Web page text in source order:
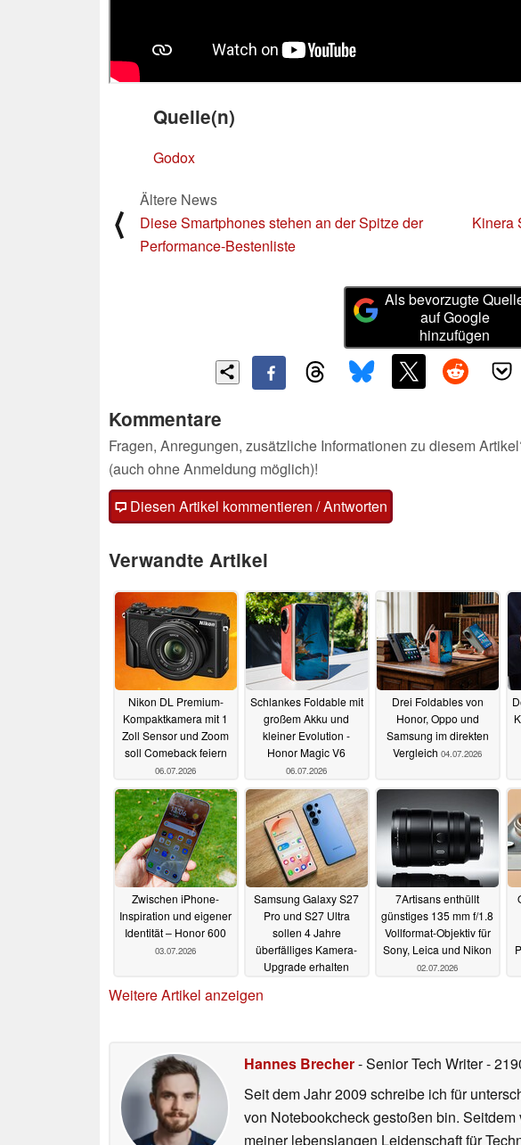
Quelle(n)
Godox
⟨
Ältere News
Diese Smartphones stehen an der Spitze der
Performance-Bestenliste
Kinera
Als bevorzugte
auf Google
hinzufügen
Kommentare
Fragen, Anregungen, zusätzliche Informationen zu diesem
(auch ohne Anmeldung möglich)!
Diesen Artikel kommentieren / Antworten
Verwandte Artikel
Nikon DL Premium-
Kompaktkamera mit 1
Zoll Sensor und Zoom
soll Comeback feiern
06.07.2026
Schlankes Foldable mit
großem Akku und
kleiner Evolution -
Honor Magic V6
06.07.2026
Drei Foldables von
Honor, Oppo und
Samsung im direkten
Vergleich 04.07.2026
Zwischen iPhone-
Inspiration und eigener
Identität – Honor 600
03.07.2026
Samsung Galaxy S27
Pro und S27 Ultra
sollen 4 Jahre
überfälliges Kamera-
Upgrade erhalten
7Artisans enthüllt
günstiges 135 mm f/1.8
Vollformat-Objektiv für
Sony, Leica und Nikon
02.07.2026
Weitere Artikel anzeigen
Hannes Brecher- Senior Tech Writer-
Seit dem Jahr 2009 schreibe ich für
von Notebookcheck gestoßen bin.
meiner lebenslangen Leidenschaft für